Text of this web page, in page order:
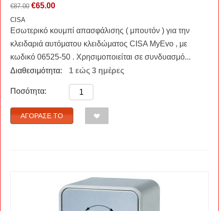
€87.00 €65.00
CISA
Εσωτερικό κουμπί απασφάλισης ( μπουτόν ) για την
κλειδαριά αυτόματου κλειδώματος CISA MyEvo , με
κωδικό 06525-50 . Χρησιμοποιείται σε συνδυασμό...
Διαθεσιμότητα:
1 εώς 3 ημέρες
Ποσότητα:
ΑΓΌΡΑΣΈ ΤΟ